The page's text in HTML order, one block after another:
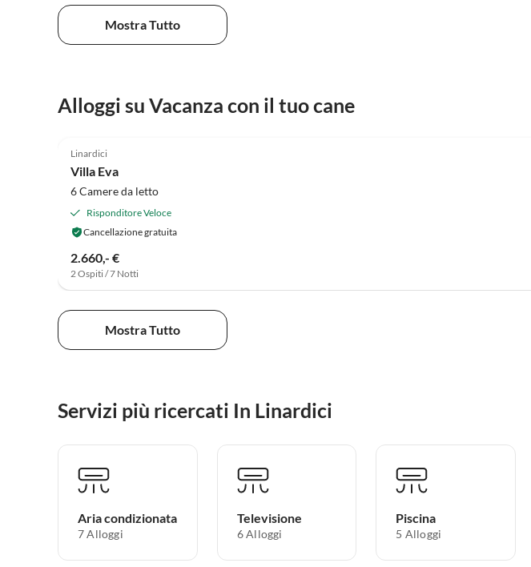
Mostra Tutto
Alloggi su Vacanza con il tuo cane
Linardici
Villa Eva
6 Camere da letto
Risponditore Veloce
Cancellazione gratuita
2.660,- €
2 Ospiti / 7 Notti
Mostra Tutto
Servizi più ricercati In Linardici
Aria condizionata
7 Alloggi
Televisione
6 Alloggi
Piscina
5 Alloggi